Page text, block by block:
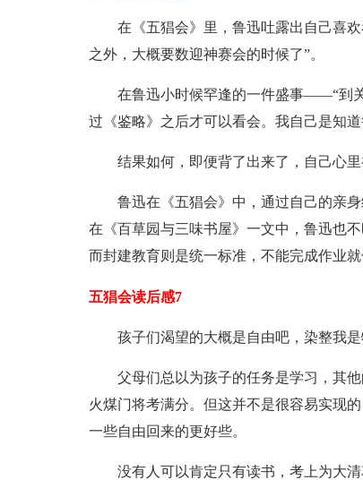
在《五猖会》里，鲁迅吐露出自己喜
之外，大概要数迎神赛会的时候了”。
在鲁迅小时候罕逢的一件盛事——“到
过《鉴略》之后才可以看会。我自己是知
结果如何，即便背了出来了，自己心
鲁迅在《五猖会》中，通过自己的亲
在《百草园与三味书屋》一文中，鲁迅也
而封建教育则是统一标准，不能完成作业
五猖会读后感7
孩子们渴望的大概是自由吧，染整我
父母们总以为孩子的任务是学习，其
火煤门将考满分。但这并不是很容易实现
一些自由回来的更好些。
没有人可以肯定只有读书，考上为大